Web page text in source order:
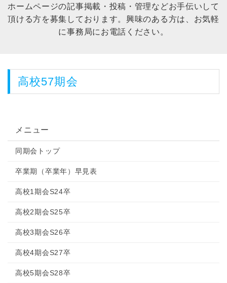
ホームページの記事掲載・投稿・管理などお手伝いして
頂ける方を募集しております。興味のある方は、お気軽
に事務局にお電話ください。
高校57期会
メニュー
同期会トップ
卒業期（卒業年）早見表
高校1期会S24卒
高校2期会S25卒
高校3期会S26卒
高校4期会S27卒
高校5期会S28卒